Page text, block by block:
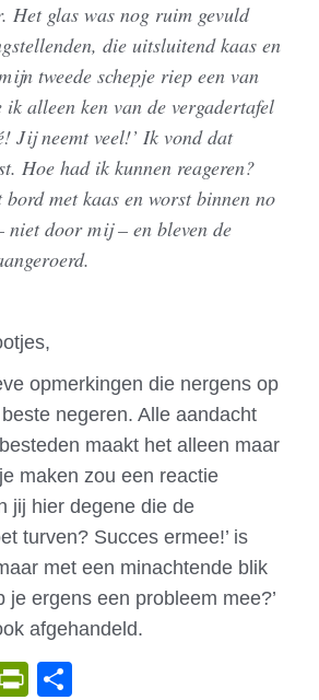
Het glas was nog ruim gevuld
die uitsluitend kaas en
tweede schepje riep een van
ik alleen ken van de vergadertafel
Jij neemt veel!’ Ik vond dat
Hoe had ik kunnen reageren?
bord met kaas en worst binnen no
niet door mij – en bleven de
opmerkingen die nergens op
negeren. Alle aandacht
maakt het alleen maar
maken zou een reactie
jij hier degene die de
turven? Succes ermee!’ is
met een minachtende blik
je ergens een probleem mee?’
afgehandeld.
EmailPrintFriendly